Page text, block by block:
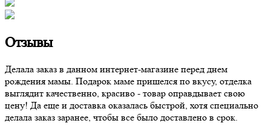
Отзывы
Делала заказ в данном интернет-магазине перед днем
рождения мамы. Подарок маме пришелся по вкусу, отделка
выглядит качественно, красиво - товар оправдывает свою
цену! Да еще и доставка оказалась быстрой, хотя специально
делала заказ заранее, чтобы все было доставлено в срок.